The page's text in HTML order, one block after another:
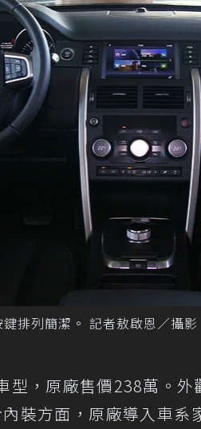
排列簡潔。 記者敖啟恩／攝影
型，原廠售價238萬。
裝方面，原廠導入車系